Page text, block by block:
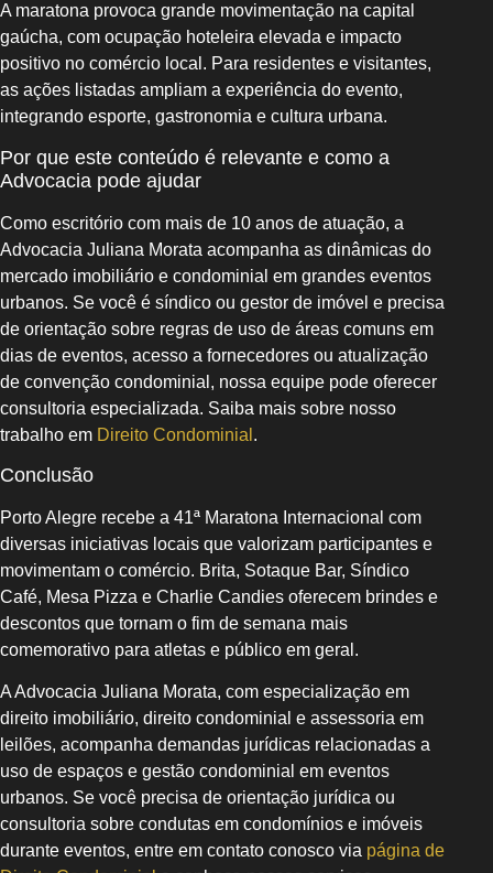
A maratona provoca grande movimentação na capital
gaúcha, com ocupação hoteleira elevada e impacto
positivo no comércio local. Para residentes e visitantes,
as ações listadas ampliam a experiência do evento,
integrando esporte, gastronomia e cultura urbana.
Por que este conteúdo é relevante e como a
Advocacia pode ajudar
Como escritório com mais de 10 anos de atuação, a
Advocacia Juliana Morata acompanha as dinâmicas do
mercado imobiliário e condominial em grandes eventos
urbanos. Se você é síndico ou gestor de imóvel e precisa
de orientação sobre regras de uso de áreas comuns em
dias de eventos, acesso a fornecedores ou atualização
de convenção condominial, nossa equipe pode oferecer
consultoria especializada. Saiba mais sobre nosso
trabalho em Direito Condominial .
Conclusão
Porto Alegre recebe a 41ª Maratona Internacional com
diversas iniciativas locais que valorizam participantes e
movimentam o comércio. Brita, Sotaque Bar, Síndico
Café, Mesa Pizza e Charlie Candies oferecem brindes e
descontos que tornam o fim de semana mais
comemorativo para atletas e público em geral.
A Advocacia Juliana Morata, com especialização em
direito imobiliário, direito condominial e assessoria em
leilões, acompanha demandas jurídicas relacionadas a
uso de espaços e gestão condominial em eventos
urbanos. Se você precisa de orientação jurídica ou
consultoria sobre condutas em condomínios e imóveis
durante eventos, entre em contato conosco via página de